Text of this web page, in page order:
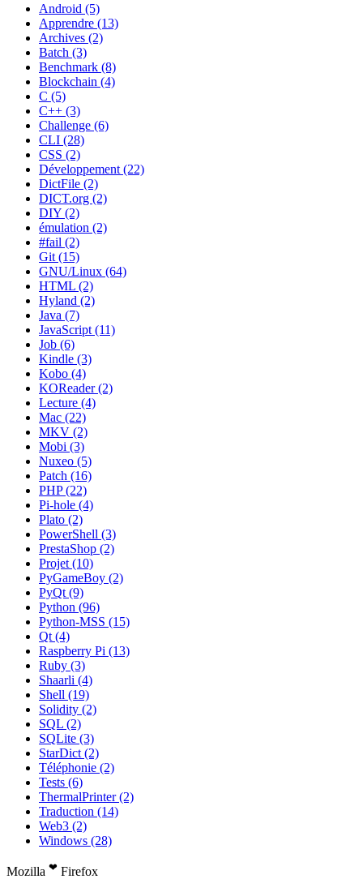
Android (5)
Apprendre (13)
Archives (2)
Batch (3)
Benchmark (8)
Blockchain (4)
C (5)
C++ (3)
Challenge (6)
CLI (28)
CSS (2)
Développement (22)
DictFile (2)
DICT.org (2)
DIY (2)
émulation (2)
#fail (2)
Git (15)
GNU/Linux (64)
HTML (2)
Hyland (2)
Java (7)
JavaScript (11)
Job (6)
Kindle (3)
Kobo (4)
KOReader (2)
Lecture (4)
Mac (22)
MKV (2)
Mobi (3)
Nuxeo (5)
Patch (16)
PHP (22)
Pi-hole (4)
Plato (2)
PowerShell (3)
PrestaShop (2)
Projet (10)
PyGameBoy (2)
PyQt (9)
Python (96)
Python-MSS (15)
Qt (4)
Raspberry Pi (13)
Ruby (3)
Shaarli (4)
Shell (19)
Solidity (2)
SQL (2)
SQLite (3)
StarDict (2)
Téléphonie (2)
Tests (6)
ThermalPrinter (2)
Traduction (14)
Web3 (2)
Windows (28)
Mozilla ❤ Firefox